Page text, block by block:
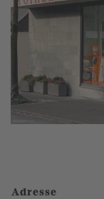
Adresse